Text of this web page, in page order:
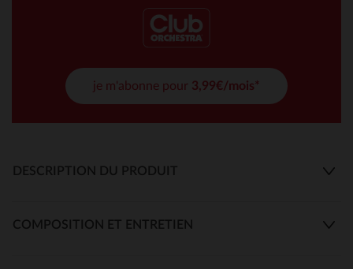
je m'abonne pour 3,99€/mois*
DESCRIPTION DU PRODUIT
COMPOSITION ET ENTRETIEN